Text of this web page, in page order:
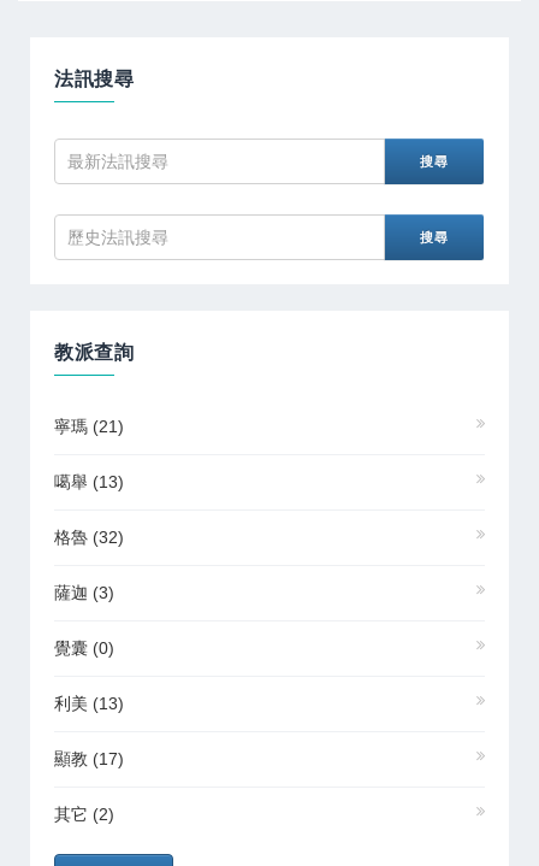
法訊搜尋
教派查詢
寧瑪 (21)
噶舉 (13)
格魯 (32)
薩迦 (3)
覺囊 (0)
利美 (13)
顯教 (17)
其它 (2)